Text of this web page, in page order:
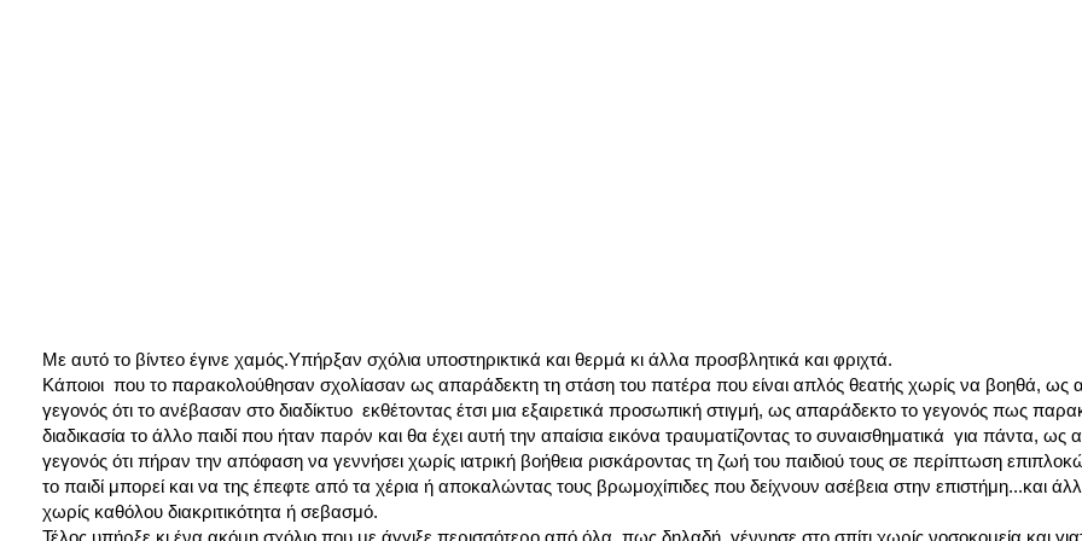
Με αυτό το βίντεο έγινε χαμός.Υπήρξαν σχόλια υποστηρικτικά και θερμά κι άλλα προσβλητικά και φριχτά.
Κάποιοι που το παρακολούθησαν σχολίασαν ως απαράδεκτη τη στάση του πατέρα που είναι απλός θεατής χωρίς να βοηθά, ως
γεγονός ότι το ανέβασαν στο διαδίκτυο εκθέτοντας έτσι μια εξαιρετικά προσωπική στιγμή, ως απαράδεκτο το γεγονός πως
διαδικασία το άλλο παιδί που ήταν παρόν και θα έχει αυτή την απαίσια εικόνα τραυματίζοντας το συναισθηματικά για πάντα, ως
γεγονός ότι πήραν την απόφαση να γεννήσει χωρίς ιατρική βοήθεια ρισκάροντας τη ζωή του παιδιού τους σε περίπτωση
το παιδί μπορεί και να της έπεφτε από τα χέρια ή αποκαλώντας τους βρωμοχίπιδες που δείχνουν ασέβεια στην επιστήμη...και
χωρίς καθόλου διακριτικότητα ή σεβασμό.